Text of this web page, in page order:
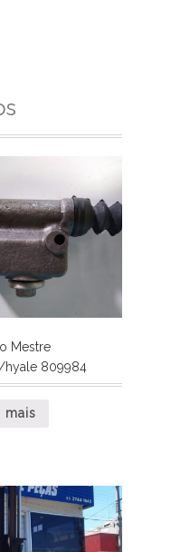
Mestre
hyale 809984
mais